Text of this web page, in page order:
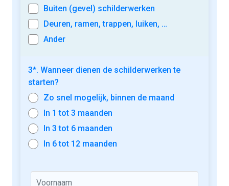
Buiten (gevel) schilderwerken
Deuren, ramen, trappen, luiken, …
Ander
3*. Wanneer dienen de schilderwerken te
starten?
Zo snel mogelijk, binnen de maand
In 1 tot 3 maanden
In 3 tot 6 maanden
In 6 tot 12 maanden